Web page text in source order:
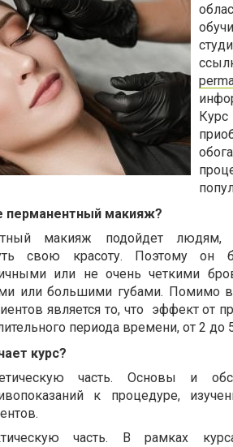
перманентный макияж?
макияж подойдет людям,
свою красоту. Поэтому
или не очень четкими
или большими губами. Помимо
является то, что
эффект от
периода времени, от 2 до
курс?
часть. Основы и
к процедуре,
часть.
В рамках